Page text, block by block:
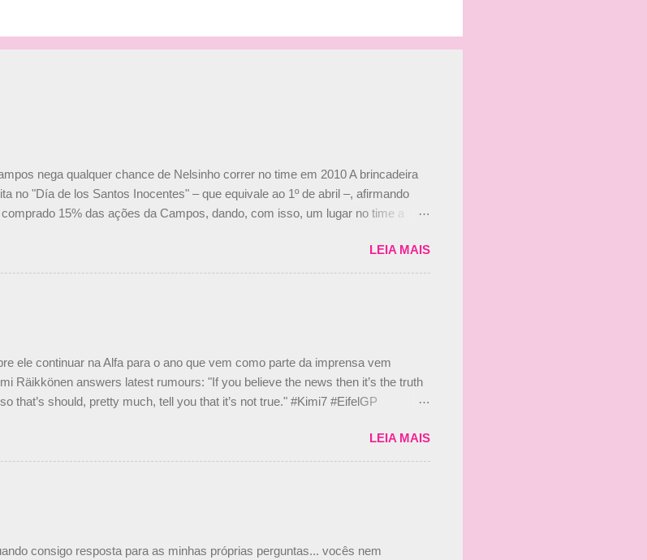
nega qualquer chance de Nelsinho correr no time em 2010 A brincadeira
no "Día de los Santos Inocentes" – que equivale ao 1º de abril –, afirmando
15% das ações da Campos, dando, com isso, um lugar no time a
que o brasileiro não será o companheiro de Bruno Senna em 2010. "Na
oferta de Piquet", admitiu Audetto. “Mas depois de ter assinado com Bruno
brasileiros”, explicou, dizendo ainda que não tem nada contra o filho do
LEIA MAIS
ele continuar na Alfa para o ano que vem como parte da imprensa vem
Räikkönen answers latest rumours: "If you believe the news then it’s the truth
that’s should, pretty much, tell you that it’s not true." #Kimi7 #EifelGP
anos na F1. What is it like to have Kimi as a team mate? 🙌 Over to you,
GSAu1LWnwW — Formula 1 (@F1) October 8, 2020 Beijinhos, Ludy
LEIA MAIS
consigo resposta para as minhas próprias perguntas... vocês nem